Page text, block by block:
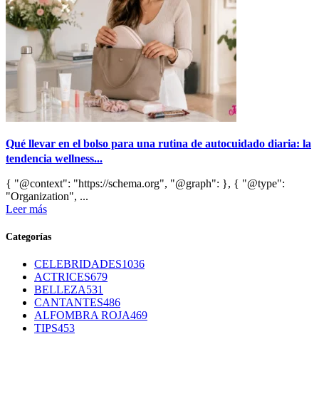
Qué llevar en el bolso para una rutina de autocuidado diaria: la
tendencia wellness...
{ "@context": "https://schema.org", "@graph": }, { "@type":
"Organization", ...
Leer más
Categorías
CELEBRIDADES1036
ACTRICES679
BELLEZA531
CANTANTES486
ALFOMBRA ROJA469
TIPS453